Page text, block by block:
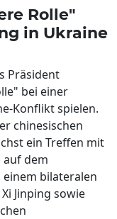
Rolle"
in Ukraine
Präsident
bei einer
Konflikt spielen.
chinesischen
ein Treffen mit
auf dem
bilateralen
Jinping sowie